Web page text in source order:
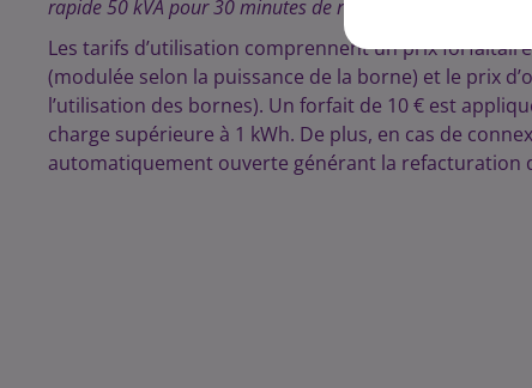
rapide 50 kVA pour 30 minutes de recharge.
Les tarifs d’utilisation comprennent un prix
(modulée selon la puissance de la borne) et le prix
l’utilisation des bornes). Un forfait de 10 € est
charge supérieure à 1 kWh. De plus, en cas de
automatiquement ouverte générant la refacturation